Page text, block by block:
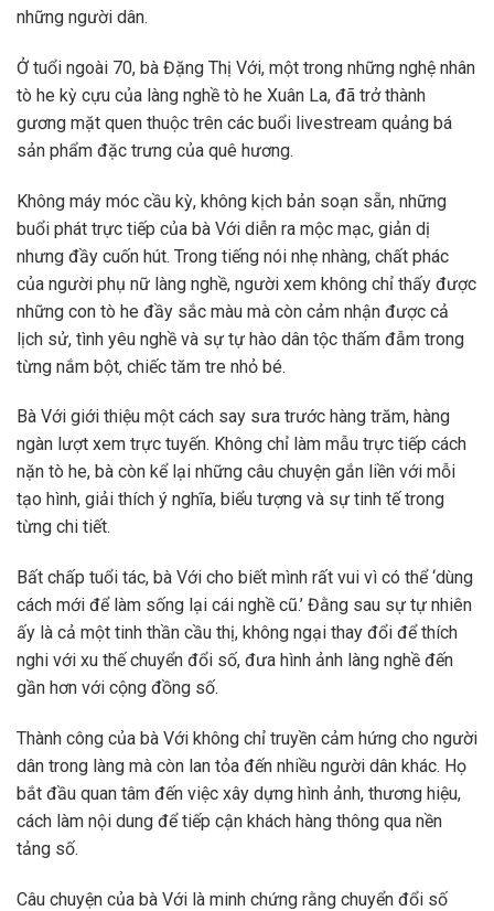
những người dân.
Ở tuổi ngoài 70, bà Đặng Thị Với, một trong những nghệ nhân
tò he kỳ cựu của làng nghề tò he Xuân La, đã trở thành
gương mặt quen thuộc trên các buổi livestream quảng bá
sản phẩm đặc trưng của quê hương.
Không máy móc cầu kỳ, không kịch bản soạn sẵn, những
buổi phát trực tiếp của bà Với diễn ra mộc mạc, giản dị
nhưng đầy cuốn hút. Trong tiếng nói nhẹ nhàng, chất phác
của người phụ nữ làng nghề, người xem không chỉ thấy được
những con tò he đầy sắc màu mà còn cảm nhận được cả
lịch sử, tình yêu nghề và sự tự hào dân tộc thấm đẫm trong
từng nắm bột, chiếc tăm tre nhỏ bé.
Bà Với giới thiệu một cách say sưa trước hàng trăm, hàng
ngàn lượt xem trực tuyến. Không chỉ làm mẫu trực tiếp cách
nặn tò he, bà còn kể lại những câu chuyện gắn liền với mỗi
tạo hình, giải thích ý nghĩa, biểu tượng và sự tinh tế trong
từng chi tiết.
Bất chấp tuổi tác, bà Với cho biết mình rất vui vì có thể ‘dùng
cách mới để làm sống lại cái nghề cũ.’ Đằng sau sự tự nhiên
ấy là cả một tinh thần cầu thị, không ngại thay đổi để thích
nghi với xu thế chuyển đổi số, đưa hình ảnh làng nghề đến
gần hơn với cộng đồng số.
Thành công của bà Với không chỉ truyền cảm hứng cho người
dân trong làng mà còn lan tỏa đến nhiều người dân khác. Họ
bắt đầu quan tâm đến việc xây dựng hình ảnh, thương hiệu,
cách làm nội dung để tiếp cận khách hàng thông qua nền
tảng số.
Câu chuyện của bà Với là minh chứng rằng chuyển đổi số